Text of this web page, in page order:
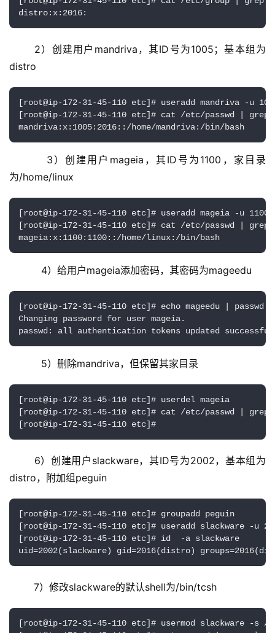
distro:x:2016:
2）创建用户mandriva，其ID号为1005；基本组为
distro
[root@ip-172-31-45-110 etc]# useradd mandriva -u
[root@ip-172-31-45-110 etc]# cat /etc/passwd | grep
mandriva:x:1005:2016::/home/mandriva:/bin/bash
3）创建用户mageia，其ID号为1100，家目录
为/home/linux
[root@ip-172-31-45-110 etc]# useradd mageia -u
[root@ip-172-31-45-110 etc]# cat /etc/passwd | grep
mageia:x:1100:1100::/home/linux:/bin/bash
4）给用户mageia添加密码，其密码为mageedu
[root@ip-172-31-45-110 etc]# echo mageedu | passwd
Changing password for user mageia.
passwd: all authentication tokens updated
5）删除mandriva，但保留其家目录
[root@ip-172-31-45-110 etc]# userdel mageia
[root@ip-172-31-45-110 etc]# cat /etc/passwd | grep
[root@ip-172-31-45-110 etc]#
6）创建用户slackware，其ID号为2002，基本组为
distro，附加组peguin
[root@ip-172-31-45-110 etc]# groupadd peguin
[root@ip-172-31-45-110 etc]# useradd slackware -u
[root@ip-172-31-45-110 etc]# id  -a slackware
uid=2002(slackware) gid=2016(distro)
7）修改slackware的默认shell为/bin/tcsh
[root@ip-172-31-45-110 etc]# usermod slackware -s